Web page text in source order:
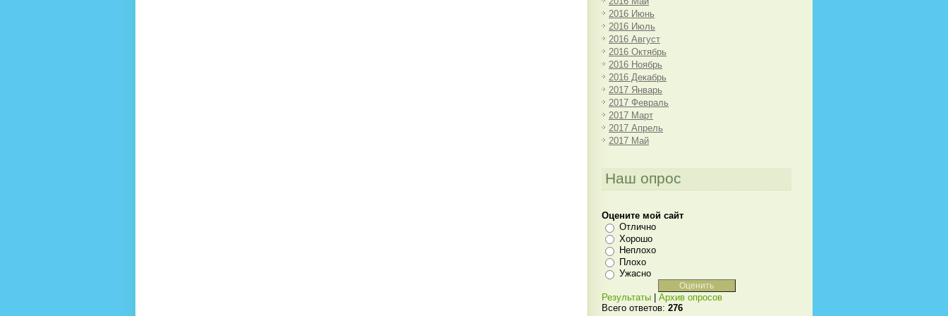
2016 Июнь
2016 Июль
2016 Август
2016 Октябрь
2016 Ноябрь
2016 Декабрь
2017 Январь
2017 Февраль
2017 Март
2017 Апрель
2017 Май
Наш опрос
Оцените мой сайт
Отлично
Хорошо
Неплохо
Плохо
Ужасно
Результаты
Архив опросов
Всего ответов: 276